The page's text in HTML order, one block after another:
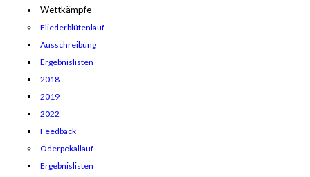
Wettkämpfe
Fliederblütenlauf
Ausschreibung
Ergebnislisten
2018
2019
2022
Feedback
Oderpokallauf
Ergebnislisten